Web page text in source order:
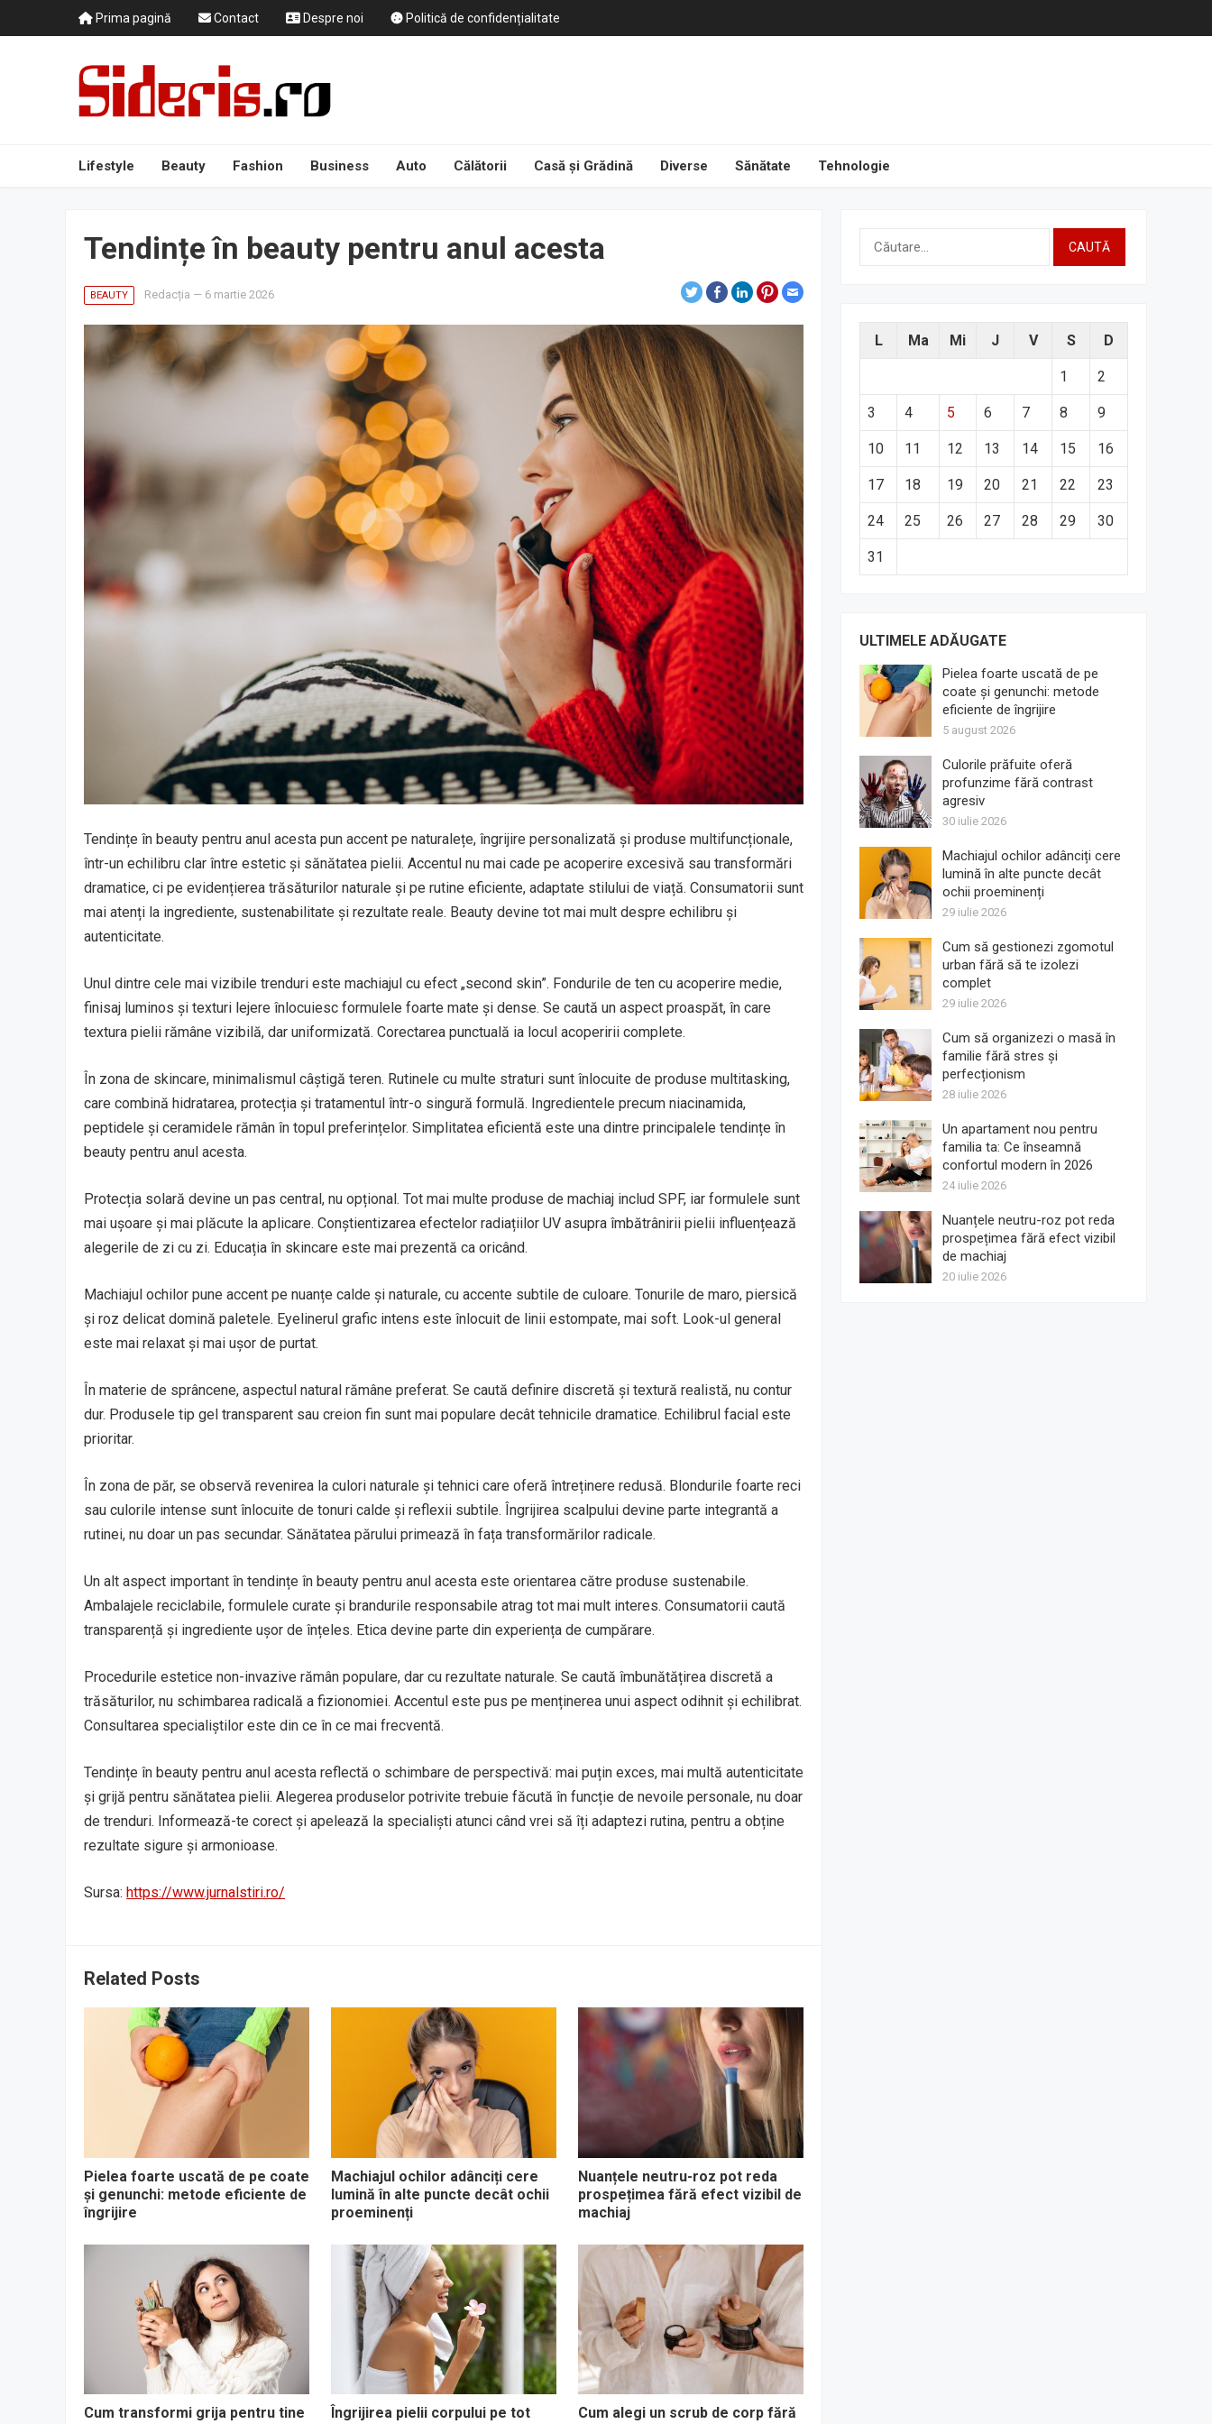
Prima pagină Contact Despre noi Politică de confidențialitate
Lifestyle Beauty Fashion Business Auto Călătorii Casă și Grădină Diverse Sănătate Tehnologie
Tendințe în beauty pentru anul acesta
BEAUTY Redacția — 6 martie 2026
Tendințe în beauty pentru anul acesta pun accent pe naturalețe, îngrijire personalizată și produse multifuncționale,
într-un echilibru clar între estetic și sănătatea pielii. Accentul nu mai cade pe acoperire excesivă sau transformări
dramatice, ci pe evidențierea trăsăturilor naturale și pe rutine eficiente, adaptate stilului de viață. Consumatorii sunt
mai atenți la ingrediente, sustenabilitate și rezultate reale. Beauty devine tot mai mult despre echilibru și
autenticitate.
Unul dintre cele mai vizibile trenduri este machiajul cu efect „second skin”. Fondurile de ten cu acoperire medie,
finisaj luminos și texturi lejere înlocuiesc formulele foarte mate și dense. Se caută un aspect proaspăt, în care
textura pielii rămâne vizibilă, dar uniformizată. Corectarea punctuală ia locul acoperirii complete.
În zona de skincare, minimalismul câștigă teren. Rutinele cu multe straturi sunt înlocuite de produse multitasking,
care combină hidratarea, protecția și tratamentul într-o singură formulă. Ingredientele precum niacinamida,
peptidele și ceramidele rămân în topul preferințelor. Simplitatea eficientă este una dintre principalele tendințe în
beauty pentru anul acesta.
Protecția solară devine un pas central, nu opțional. Tot mai multe produse de machiaj includ SPF, iar formulele sunt
mai ușoare și mai plăcute la aplicare. Conștientizarea efectelor radiațiilor UV asupra îmbătrânirii pielii influențează
alegerile de zi cu zi. Educația în skincare este mai prezentă ca oricând.
Machiajul ochilor pune accent pe nuanțe calde și naturale, cu accente subtile de culoare. Tonurile de maro, piersică
și roz delicat domină paletele. Eyelinerul grafic intens este înlocuit de linii estompate, mai soft. Look-ul general
este mai relaxat și mai ușor de purtat.
În materie de sprâncene, aspectul natural rămâne preferat. Se caută definire discretă și textură realistă, nu contur
dur. Produsele tip gel transparent sau creion fin sunt mai populare decât tehnicile dramatice. Echilibrul facial este
prioritar.
În zona de păr, se observă revenirea la culori naturale și tehnici care oferă întreținere redusă. Blondurile foarte reci
sau culorile intense sunt înlocuite de tonuri calde și reflexii subtile. Îngrijirea scalpului devine parte integrantă a
rutinei, nu doar un pas secundar. Sănătatea părului primează în fața transformărilor radicale.
Un alt aspect important în tendințe în beauty pentru anul acesta este orientarea către produse sustenabile.
Ambalajele reciclabile, formulele curate și brandurile responsabile atrag tot mai mult interes. Consumatorii caută
transparență și ingrediente ușor de înțeles. Etica devine parte din experiența de cumpărare.
Procedurile estetice non-invazive rămân populare, dar cu rezultate naturale. Se caută îmbunătățirea discretă a
trăsăturilor, nu schimbarea radicală a fizionomiei. Accentul este pus pe menținerea unui aspect odihnit și echilibrat.
Consultarea specialiștilor este din ce în ce mai frecventă.
Tendințe în beauty pentru anul acesta reflectă o schimbare de perspectivă: mai puțin exces, mai multă autenticitate
și grijă pentru sănătatea pielii. Alegerea produselor potrivite trebuie făcută în funcție de nevoile personale, nu doar
de trenduri. Informează-te corect și apelează la specialiști atunci când vrei să îți adaptezi rutina, pentru a obține
rezultate sigure și armonioase.
Sursa: https://www.jurnalstiri.ro/
Related Posts
Pielea foarte uscată de pe coate
și genunchi: metode eficiente de
îngrijire
Machiajul ochilor adânciți cere
lumină în alte puncte decât ochii
proeminenți
Nuanțele neutru-roz pot reda
prospețimea fără efect vizibil de
machiaj
Cum transformi grija pentru tine
Îngrijirea pielii corpului pe tot
Cum alegi un scrub de corp fără
Caută
L Ma Mi J V S D
1 2
3 4 5 6 7 8 9
10 11 12 13 14 15 16
17 18 19 20 21 22 23
24 25 26 27 28 29 30
31
ULTIMELE ADĂUGATE
Pielea foarte uscată de pe
coate și genunchi: metode
eficiente de îngrijire
5 august 2026
Culorile prăfuite oferă
profunzime fără contrast
agresiv
30 iulie 2026
Machiajul ochilor adânciți cere
lumină în alte puncte decât
ochii proeminenți
29 iulie 2026
Cum să gestionezi zgomotul
urban fără să te izolezi
complet
29 iulie 2026
Cum să organizezi o masă în
familie fără stres și
perfecționism
28 iulie 2026
Un apartament nou pentru
familia ta: Ce înseamnă
confortul modern în 2026
24 iulie 2026
Nuanțele neutru-roz pot reda
prospețimea fără efect vizibil
de machiaj
20 iulie 2026